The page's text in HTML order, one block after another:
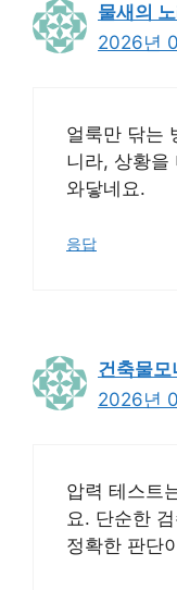
물새의
2026년
얼룩만 닦는
니라, 상황을
와닿네요.
응답
건축물모
2026년
압력 테스트
요. 단순한
정확한 판단